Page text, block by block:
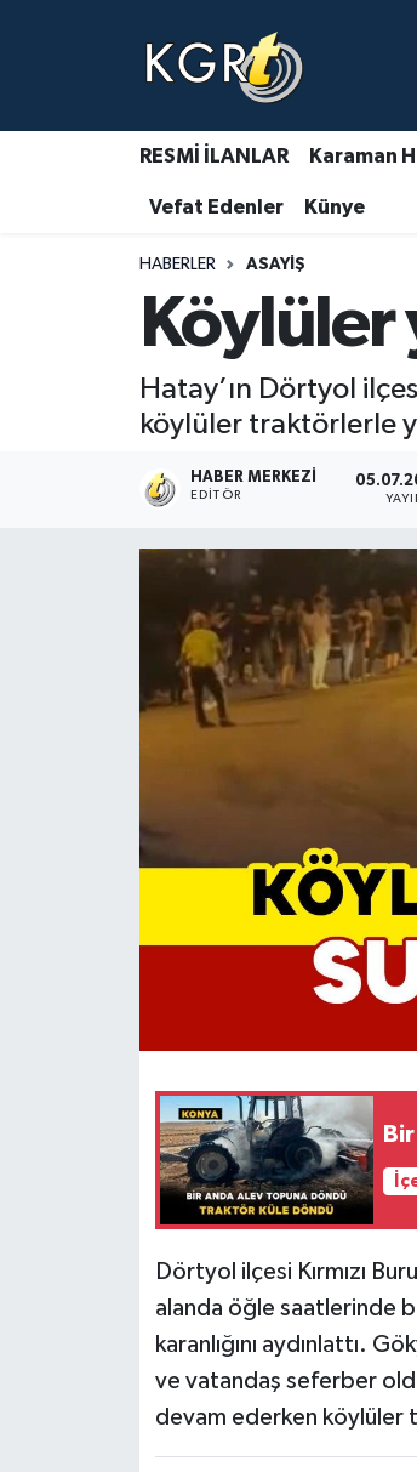
RESMİ İLANLAR Karaman
Vefat Edenler Künye
HABERLER ASAYIŞ
Köylüler
Hatay’ın Dörtyol
köylüler traktörlerle
HABER MERKEZI
EDITÖR
Dörtyol ilçesi Kırmızı
alanda öğle saatlerinde
karanlığını aydınlattı.
ve vatandaş seferber
devam ederken köylüler
Karaman Haberleri
Gündem Haberleri
Güncel Haberler
Asayiş Haberleri
Ulusal Haberler